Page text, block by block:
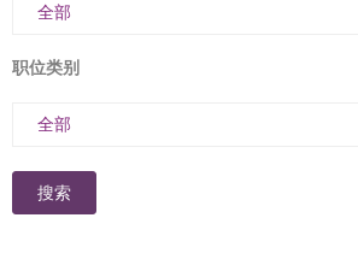
全部
职位类别
全部
搜索